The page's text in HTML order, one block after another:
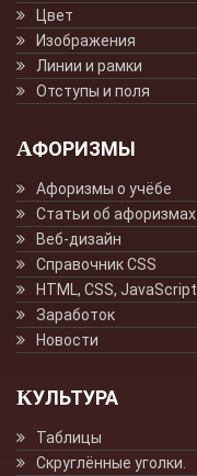
Цвет
Изображения
Линии и рамки
Отступы и поля
АФОРИЗМЫ
Афоризмы о учёбе
Статьи об афоризмах
Веб-дизайн
Справочник CSS
HTML, CSS, JavaScript.
Заработок
Новости
КУЛЬТУРА
Таблицы
Скруглённые уголки.